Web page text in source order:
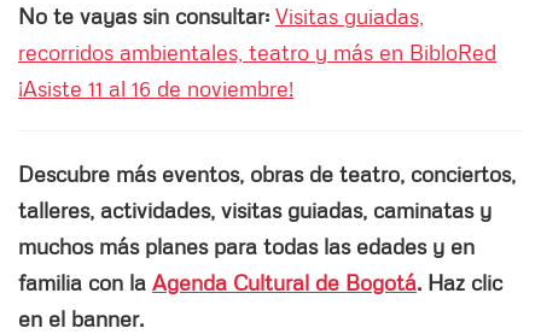
No te vayas sin consultar: Visitas guiadas,
recorridos ambientales, teatro y más en BibloRed
¡Asiste 11 al 16 de noviembre!
Descubre más eventos, obras de teatro, conciertos,
talleres, actividades, visitas guiadas, caminatas y
muchos más planes para todas las edades y en
familia con la Agenda Cultural de Bogotá. Haz clic
en el banner.